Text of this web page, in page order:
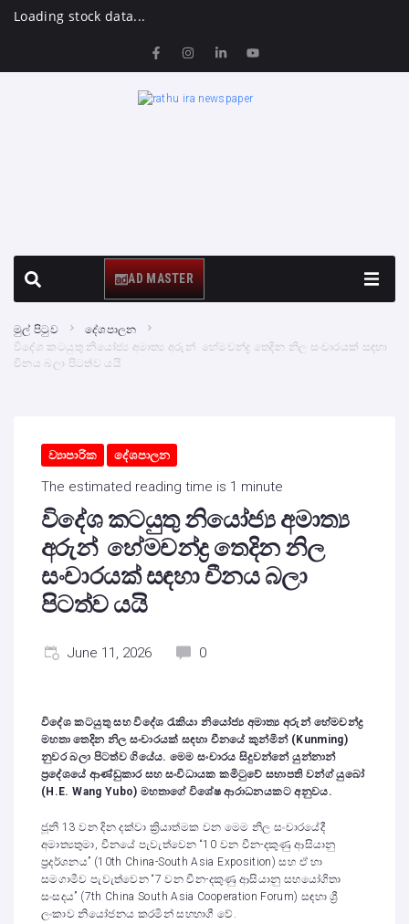
Loading stock data...
AD MASTER
මුල් පිටුව
දේශපාලන
විදේශ කටයුතු නියෝජ්‍ය අමාත්‍ය අරුන් හේමචන්ද්‍ර තෙදින නිල සංචාරයක් සඳහා
චීනය බලා පිටත්ව යයි
ව්‍යාපාරික දේශපාලන
The estimated reading time is 1 minute
විදේශ කටයුතු නියෝජ්‍ය අමාත්‍ය
අරුන් හේමචන්ද්‍ර තෙදින නිල
සංචාරයක් සඳහා චීනය බලා
පිටත්ව යයි
June 11, 2026 0
​විදේශ කටයුතු සහ විදේශ රැකියා නියෝජ්‍ය අමාත්‍ය අරුන් හේමචන්ද්‍ර
මහතා තෙදින නිල සංචාරයක් සඳහා චීනයේ කුන්මින් (Kunming)
නුවර බලා පිටත්ව ගියේය. මෙම සංචාරය සිදුවන්නේ යුන්නාන්
ප්‍රදේශයේ ආණ්ඩුකාර සහ සංවිධායක කමිටුවේ සභාපති වන්ග් යුබෝ
(H.E. Wang Yubo) මහතාගේ විශේෂ ආරාධනයකට අනුවය.
ජූනි 13 වන දින දක්වා ක්‍රියාත්මක වන මෙම නිල සංචාරයේදී
අමාත්‍යතුමා, චීනයේ පැවැත්වෙන “10 වන චීන-දකුණු ආසියානු
ප්‍රදර්ශනය” (10th China-South Asia Exposition) සහ ඒ හා
සමගාමීව පැවැත්වෙන “7 වන චීන-දකුණු ආසියානු සහයෝගිතා
සංසදය” (7th China South Asia Cooperation Forum) සඳහා ශ්‍රී
ලංකාව නියෝජනය කරමින් සහභාගී වේ.